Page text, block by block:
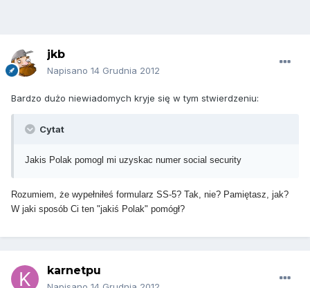
jkb
Napisano 14 Grudnia 2012
Bardzo dużo niewiadomych kryje się w tym stwierdzeniu:
Cytat
Jakis Polak pomogl mi uzyskac numer social security
Rozumiem, że wypełniłeś formularz SS-5? Tak, nie? Pamiętasz, jak?
W jaki sposób Ci ten "jakiś Polak" pomógł?
karnetpu